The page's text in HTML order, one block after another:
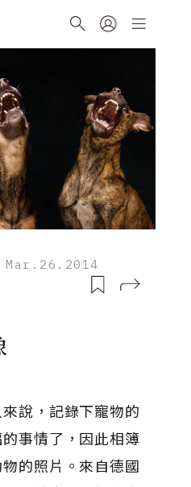
Mar.26.2014
說，記錄下寵物的
事情了，因此相簿
的照片。來自德國